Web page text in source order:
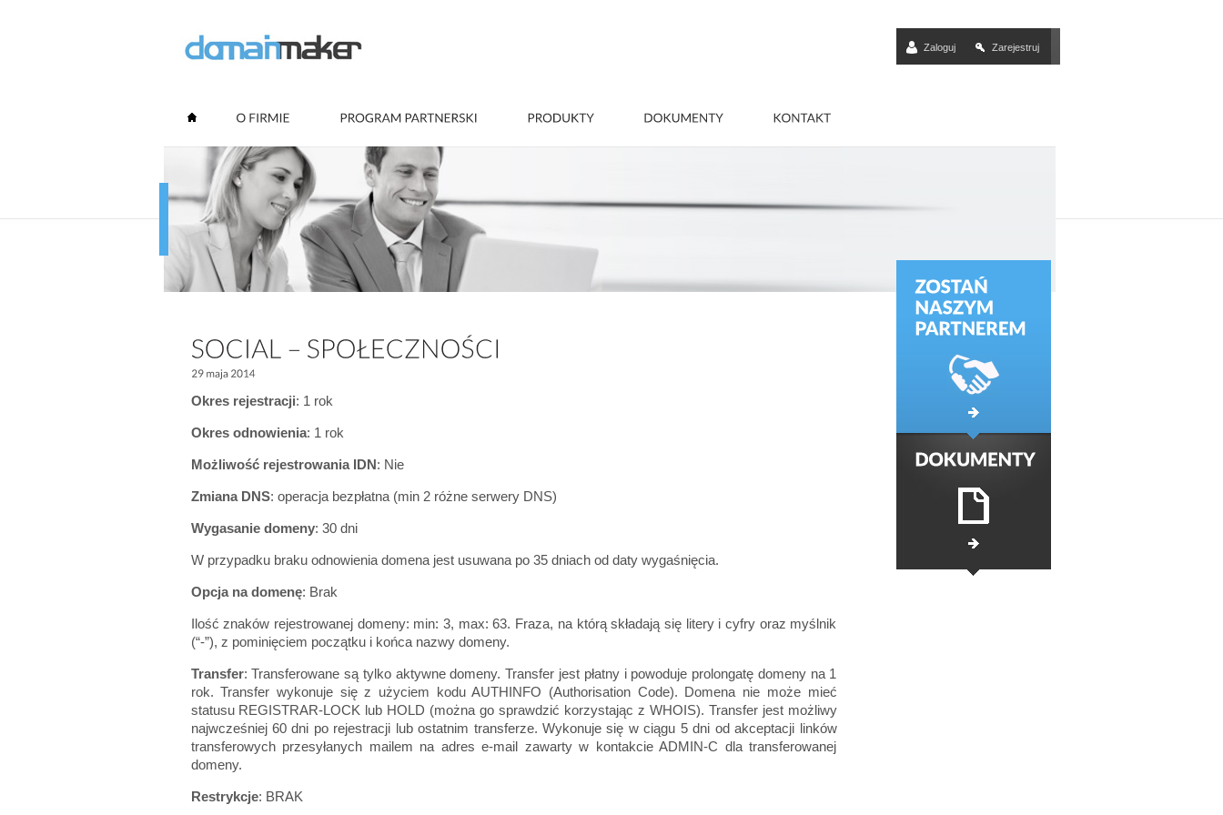
Zaloguj Zarejestruj
Okres rejestracji: 1 rok
Okres odnowienia: 1 rok
Możliwość rejestrowania IDN: Nie
Zmiana DNS: operacja bezpłatna (min 2 różne serwery DNS)
Wygasanie domeny: 30 dni
W przypadku braku odnowienia domena jest usuwana po 35 dniach od daty wygaśnięcia.
Opcja na domenę: Brak
Ilość znaków rejestrowanej domeny: min: 3, max: 63. Fraza, na którą składają się litery i cyfry oraz myślnik
(“-”), z pominięciem początku i końca nazwy domeny.
Transfer: Transferowane są tylko aktywne domeny. Transfer jest płatny i powoduje prolongatę domeny na 1
rok. Transfer wykonuje się z użyciem kodu AUTHINFO (Authorisation Code). Domena nie może mieć
statusu REGISTRAR-LOCK lub HOLD (można go sprawdzić korzystając z WHOIS). Transfer jest możliwy
najwcześniej 60 dni po rejestracji lub ostatnim transferze. Wykonuje się w ciągu 5 dni od akceptacji linków
transferowych przesyłanych mailem na adres e-mail zawarty w kontakcie ADMIN-C dla transferowanej
domeny.
Restrykcje: BRAK